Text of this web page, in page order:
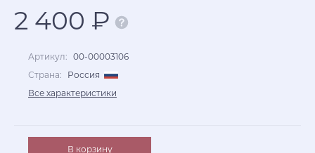
2 400 ₽
Артикул: 00-00003106
Страна:
Россия
Все характеристики
В корзину